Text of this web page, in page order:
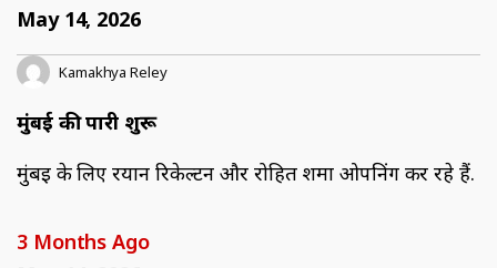
May 14, 2026
Kamakhya Reley
मुंबई की पारी शुरू
मुंबई के लिए रयान रिकेल्टन और रोहित शर्मा ओपनिंग कर रहे हैं.
3 Months Ago